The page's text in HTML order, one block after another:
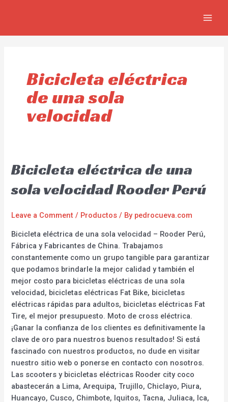
Bicicleta eléctrica
de una sola
velocidad
Bicicleta eléctrica de una
sola velocidad Rooder Perú
Leave a Comment / Productos / By pedrocueva.com
Bicicleta eléctrica de una sola velocidad – Rooder Perú,
Fábrica y Fabricantes de China. Trabajamos
constantemente como un grupo tangible para garantizar
que podamos brindarle la mejor calidad y también el
mejor costo para bicicletas eléctricas de una sola
velocidad, bicicletas eléctricas Fat Bike, bicicletas
eléctricas rápidas para adultos, bicicletas eléctricas Fat
Tire, el mejor presupuesto. Moto de cross eléctrica.
¡Ganar la confianza de los clientes es definitivamente la
clave de oro para nuestros buenos resultados! Si está
fascinado con nuestros productos, no dude en visitar
nuestro sitio web o ponerse en contacto con nosotros.
Las scooters y bicicletas eléctricas Rooder city coco
abastecerán a Lima, Arequipa, Trujillo, Chiclayo, Piura,
Huancayo, Cusco, Chimbote, Iquitos, Tacna, Juliaca, Ica,